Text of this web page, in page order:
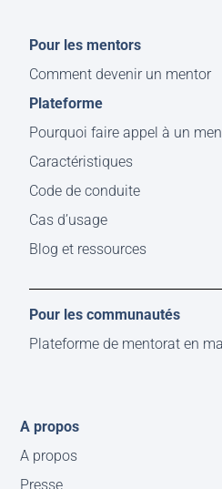
Pour les mentors
Comment devenir un mentor
Plateforme
Pourquoi faire appel à un
Caractéristiques
Code de conduite
Cas d’usage
Blog et ressources
Pour les communautés
Plateforme de mentorat en
A propos
A propos
Presse